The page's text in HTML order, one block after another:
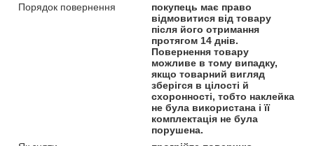
Порядок повернення
покупець має право
відмовитися від товару
після його отримання
протягом 14 днів.
Повернення товару
можливе в тому випадку,
якщо товарний вигляд
зберігся в цілості й
схоронності, тобто наклейка
не була використана і її
комплектація не була
порушена.